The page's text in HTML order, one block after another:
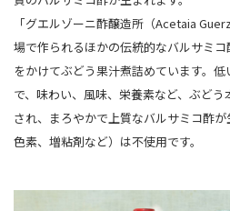
「グエルゾーニ酢醸造所（Acetaia
場で作られるほかの伝統的なバルサミ
をかけてぶどう果汁煮詰めています。
で、味わい、風味、栄養素など、ぶど
され、まろやかで上質なバルサミコ酢
色素、増粘剤など）は不使用です。